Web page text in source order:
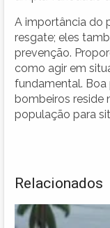
A importância do
resgate; eles
prevenção.
como agir em
fundamental.
bombeiros reside
população para
Relacionados